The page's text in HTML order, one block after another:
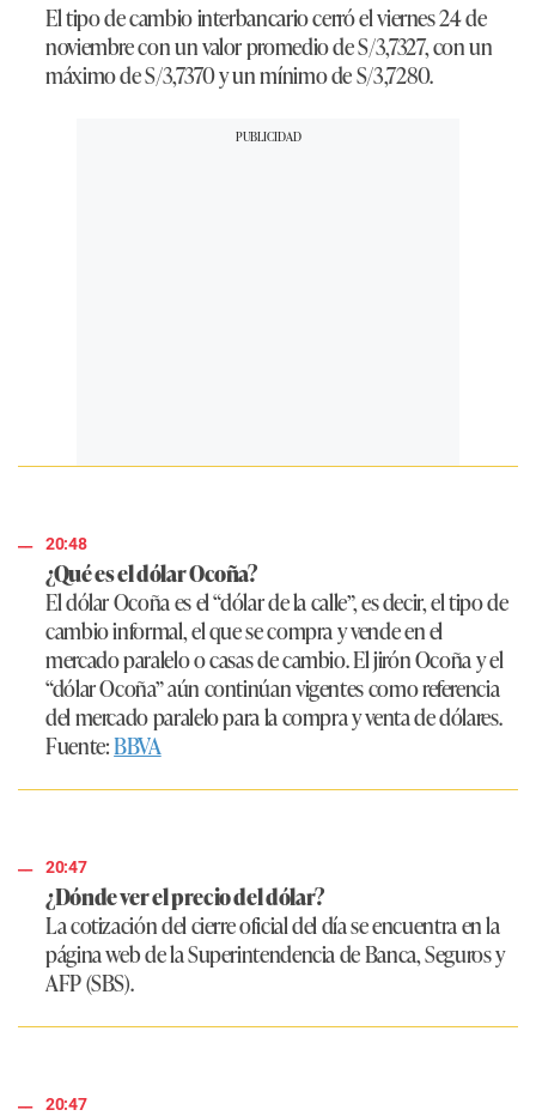
El tipo de cambio interbancario cerró el viernes 24 de
noviembre con un valor promedio de S/3,7327, con un
máximo de S/3,7370 y un mínimo de S/3,7280.
20:48
¿Qué es el dólar Ocoña?
El dólar Ocoña es el “dólar de la calle”, es decir, el tipo de
cambio informal, el que se compra y vende en el
mercado paralelo o casas de cambio. El jirón Ocoña y el
“dólar Ocoña” aún continúan vigentes como referencia
del mercado paralelo para la compra y venta de dólares.
Fuente:BBVA
20:47
¿Dónde ver el precio del dólar?
La cotización del cierre oficial del día se encuentra en la
página web de la Superintendencia de Banca, Seguros y
AFP (SBS).
20:47